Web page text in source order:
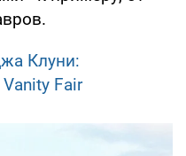
Клуни:
Fair